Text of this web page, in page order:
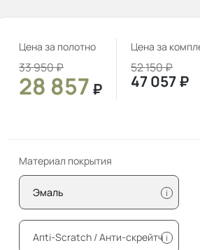
Цена за полотно
33 950₽
28 857 ₽
Цена за
52 150₽
47 057₽
Материал покрытия
Эмаль i
Апti-Sсrаtсh / Анти-скрейтч i